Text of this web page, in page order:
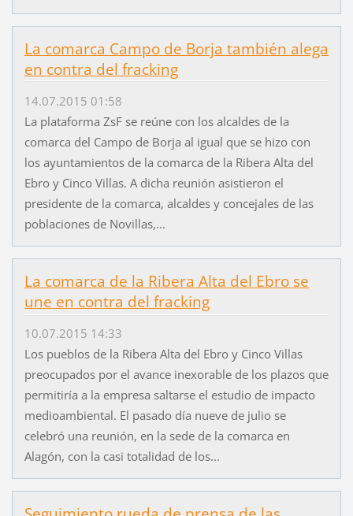
La comarca Campo de Borja también alega
en contra del fracking
14.07.2015 01:58
La plataforma ZsF se reúne con los alcaldes de la
comarca del Campo de Borja al igual que se hizo con
los ayuntamientos de la comarca de la Ribera Alta del
Ebro y Cinco Villas. A dicha reunión asistieron el
presidente de la comarca, alcaldes y concejales de las
poblaciones de Novillas,...
La comarca de la Ribera Alta del Ebro se
une en contra del fracking
10.07.2015 14:33
Los pueblos de la Ribera Alta del Ebro y Cinco Villas
preocupados por el avance inexorable de los plazos que
permitiría a la empresa saltarse el estudio de impacto
medioambiental. El pasado día nueve de julio se
celebró una reunión, en la sede de la comarca en
Alagón, con la casi totalidad de los...